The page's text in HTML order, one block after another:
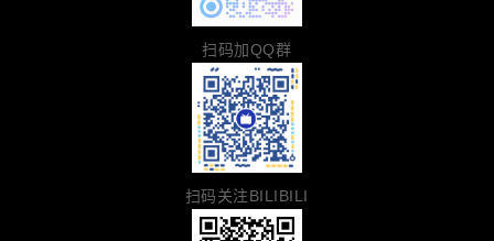
扫码加QQ群
扫码关注BILIBILI